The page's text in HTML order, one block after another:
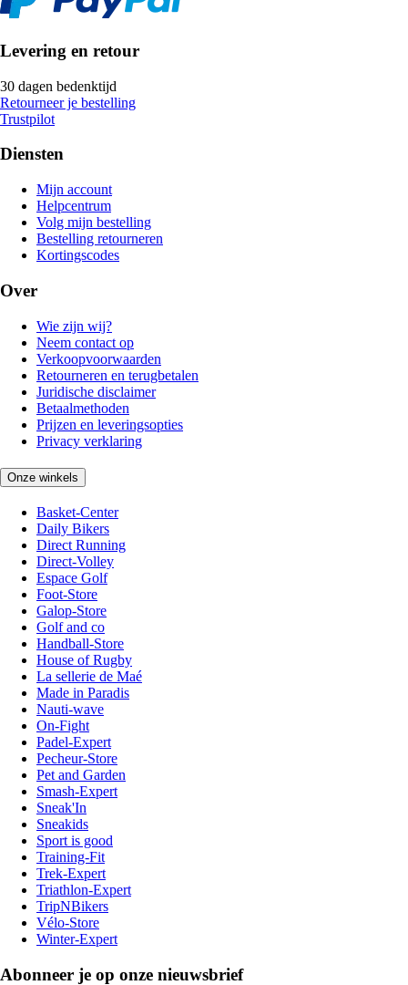
Levering en retour
30 dagen bedenktijd
Retourneer je bestelling
Trustpilot
Diensten
Mijn account
Helpcentrum
Volg mijn bestelling
Bestelling retourneren
Kortingscodes
Over
Wie zijn wij?
Neem contact op
Verkoopvoorwaarden
Retourneren en terugbetalen
Juridische disclaimer
Betaalmethoden
Prijzen en leveringsopties
Privacy verklaring
Onze winkels
Basket-Center
Daily Bikers
Direct Running
Direct-Volley
Espace Golf
Foot-Store
Galop-Store
Golf and co
Handball-Store
House of Rugby
La sellerie de Maé
Made in Paradis
Nauti-wave
On-Fight
Padel-Expert
Pecheur-Store
Pet and Garden
Smash-Expert
Sneak'In
Sneakids
Sport is good
Training-Fit
Trek-Expert
Triathlon-Expert
TripNBikers
Vélo-Store
Winter-Expert
Abonneer je op onze nieuwsbrief